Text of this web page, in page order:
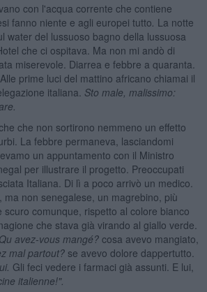
con l'acqua corrente che contiene
fanno niente e agli europei tutto La notte
water del lussuoso bagno della lussuosa
che ci ospitava. Ma non mi andò di
miserevole. Diarrea e febbre a quaranta.
prime luci del mattino africano chiamai il
italiana. Sto male, malissimo:
che non sortirono nemmeno un effetto
La febbre permaneva, lasciandomi
un appuntamento con il Ministro
per illustrare il progetto. Preoccupati
Italiana. Di lì a poco arrivò un medico.
ma non senegalese, un magrebino, più
comunque, rispetto al colore bianco
che stava già virando al giallo verde.
Qu avez-vous mangé?cosa avevo mangiato,
mal partout? se avevo dolore dappertutto.
Gli feci vedere i farmaci già assunti. E lui,
italienne!".